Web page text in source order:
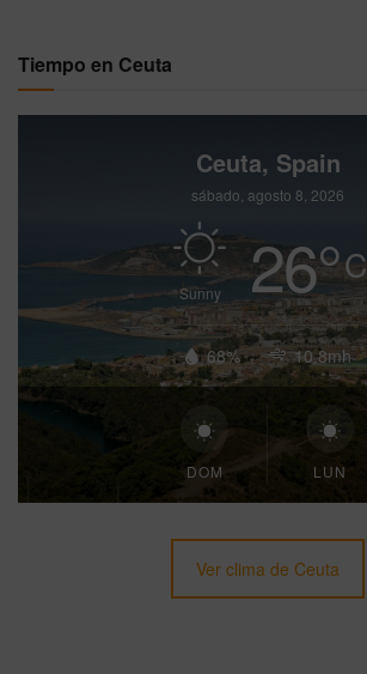
Tiempo en Ceuta
Ceuta, Spain
sábado, agosto 8, 2026
Sunny 26°C
68% 10.8mh
DOM LUN
Ver clima de Ceuta